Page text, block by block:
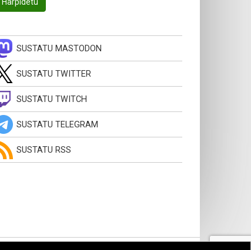
SUSTATU MASTODON
SUSTATU TWITTER
SUSTATU TWITCH
SUSTATU TELEGRAM
SUSTATU RSS